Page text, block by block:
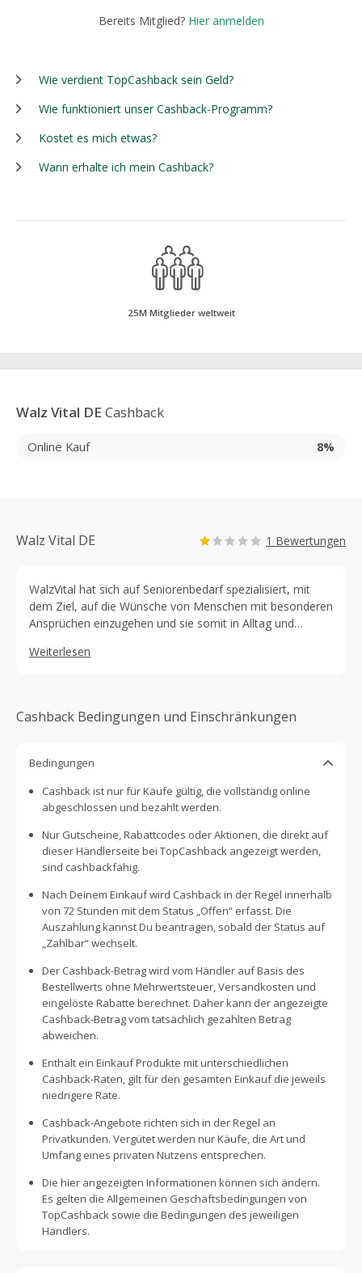
Bereits Mitglied? Hier anmelden
Wie verdient TopCashback sein Geld?
Wie funktioniert unser Cashback-Programm?
Kostet es mich etwas?
Wann erhalte ich mein Cashback?
25M Mitglieder weltweit
Walz Vital DE Cashback
Online Kauf 8%
Walz Vital DE 1 Bewertungen
WalzVital hat sich auf Seniorenbedarf spezialisiert, mit
dem Ziel, auf die Wünsche von Menschen mit besonderen
Ansprüchen einzugehen und sie somit in Alltag und
Weiterlesen
Cashback Bedingungen und Einschränkungen
Bedingungen
Cashback ist nur für Käufe gültig, die vollständig online
abgeschlossen und bezahlt werden.
Nur Gutscheine, Rabattcodes oder Aktionen, die direkt auf
dieser Händlerseite bei TopCashback angezeigt werden,
sind cashbackfähig.
Nach Deinem Einkauf wird Cashback in der Regel innerhalb
von 72 Stunden mit dem Status „Offen“ erfasst. Die
Auszahlung kannst Du beantragen, sobald der Status auf
„Zahlbar“ wechselt.
Der Cashback-Betrag wird vom Händler auf Basis des
Bestellwerts ohne Mehrwertsteuer, Versandkosten und
eingelöste Rabatte berechnet. Daher kann der angezeigte
Cashback-Betrag vom tatsächlich gezahlten Betrag
abweichen.
Enthält ein Einkauf Produkte mit unterschiedlichen
Cashback-Raten, gilt für den gesamten Einkauf die jeweils
niedrigere Rate.
Cashback-Angebote richten sich in der Regel an
Privatkunden. Vergütet werden nur Käufe, die Art und
Umfang eines privaten Nutzens entsprechen.
Die hier angezeigten Informationen können sich ändern.
Es gelten die Allgemeinen Geschäftsbedingungen von
TopCashback sowie die Bedingungen des jeweiligen
Händlers.